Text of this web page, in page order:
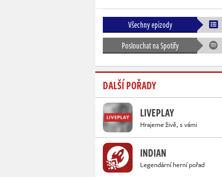
Všechny epizody
Poslouchat na Spotify
DALŠÍ POŘADY
LIVEPLAY
Hrajeme živě, s vámi
INDIAN
Legendární herní pořad